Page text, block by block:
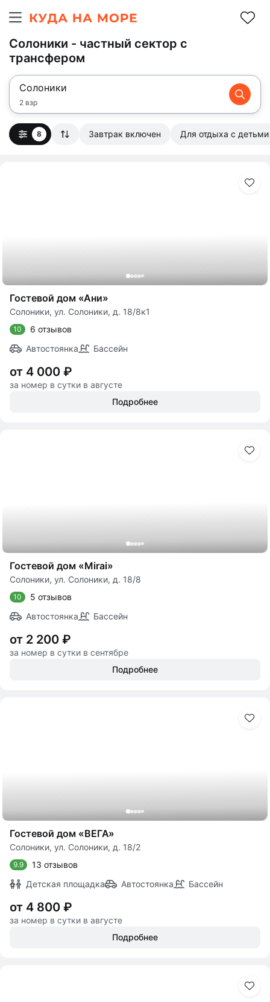
Солоники - частный сектор с
трансфером
Солоники
2 взр
8 Завтрак включен Для отдыха с детьми
Гостевой дом «Ани»
Солоники, ул. Солоники, д. 18/8к1
10
6 отзывов
Автостоянка
Бассейн
от 4 000 ₽
за номер в сутки в августе
Подробнее
Гостевой дом «Mirai»
Солоники, ул. Солоники, д. 18/8
10
5 отзывов
Автостоянка
Бассейн
от 2 200 ₽
за номер в сутки в сентябре
Подробнее
Гостевой дом «ВЕГА»
Солоники, ул. Солоники, д. 18/2
9.9
13 отзывов
Детская площадка
Автостоянка Бассейн
от 4 800 ₽
за номер в сутки в августе
Подробнее